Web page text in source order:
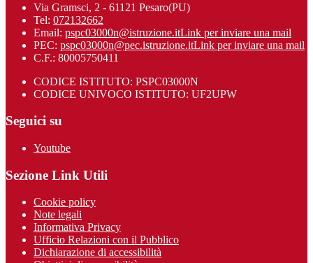
Via Gramsci, 2 - 61121 Pesaro(PU)
Tel: 072132662
Email: pspc03000n@istruzione.itLink per inviare una mail
PEC: pspc03000n@pec.istruzione.itLink per inviare una mail
C.F.: 80005750411
CODICE ISTITUTO: PSPC03000N
CODICE UNIVOCO ISTITUTO: UF2UPW
Seguici su
Youtube
Sezione Link Utili
Cookie policy
Note legali
Informativa Privacy
Ufficio Relazioni con il Pubblico
Dichiarazione di accessibilità